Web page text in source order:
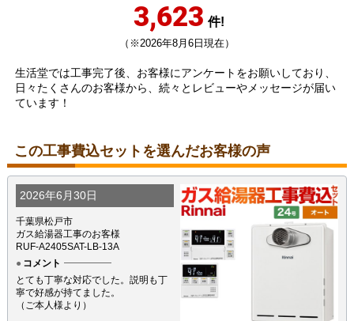
3,623 件!
（※2026年8月6日現在）
生活堂では工事完了後、お客様にアンケートをお願いしており、
日々たくさんのお客様から、続々とレビューやメッセージが届い
ています！
この工事費込セットを選んだお客様の声
2026年6月30日
千葉県松戸市
ガス給湯器工事のお客様
RUF-A2405SAT-LB-13A
コメント
とても丁寧な対応でした。説明も丁
寧で好感が持てました。
（ご本人様より）